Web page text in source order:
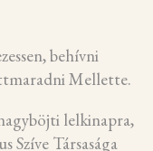
behívni
Mellette.
lelkinapra,
Szíve Társasága